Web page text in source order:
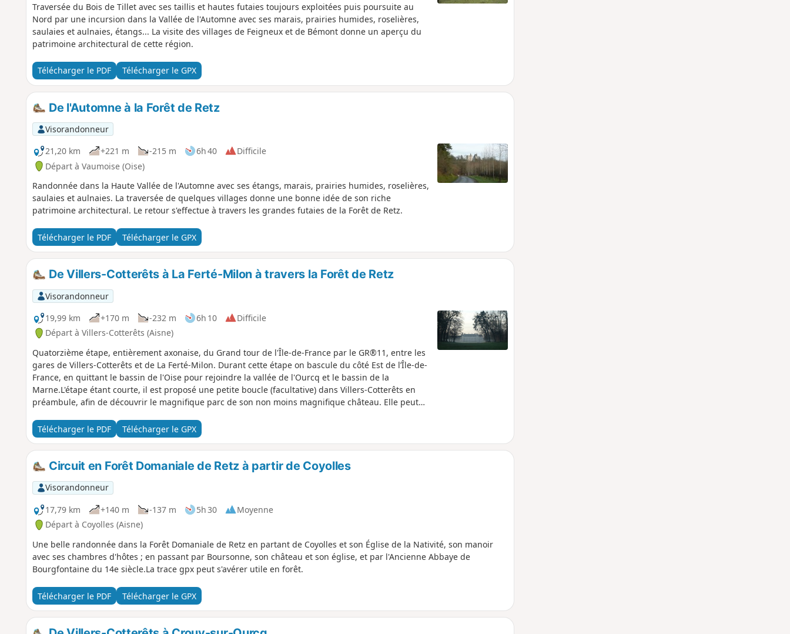
Traversée du Bois de Tillet avec ses taillis et hautes futaies toujours exploitées puis poursuite au
Nord par une incursion dans la Vallée de l'Automne avec ses marais, prairies humides, roselières,
saulaies et aulnaies, étangs... La visite des villages de Feigneux et de Bémont donne un aperçu du
patrimoine architectural de cette région.
Télécharger le PDF Télécharger le GPX
De l'Automne à la Forêt de Retz
Visorandonneur
21,20 km
+221 m -215 m 6h 40
Difficile
Départ à Vaumoise (Oise)
Randonnée dans la Haute Vallée de l'Automne avec ses étangs, marais, prairies humides, roselières,
saulaies et aulnaies. La traversée de quelques villages donne une bonne idée de son riche
patrimoine architectural. Le retour s'effectue à travers les grandes futaies de la Forêt de Retz.
Télécharger le PDF Télécharger le GPX
De Villers-Cotterêts à La Ferté-Milon à travers la Forêt de Retz
Visorandonneur
19,99 km
+170 m -232 m 6h 10
Difficile
Départ à Villers-Cotterêts (Aisne)
Quatorzième étape, entièrement axonaise, du Grand tour de l'Île-de-France par le GR®11, entre les
gares de Villers-Cotterêts et de La Ferté-Milon. Durant cette étape on bascule du côté Est de l’Île-de-
France, en quittant le bassin de l'Oise pour rejoindre la vallée de l'Ourcq et le bassin de la
Marne.L'étape étant courte, il est proposé une petite boucle (facultative) dans Villers-Cotterêts en
préambule, afin de découvrir le magnifique parc de son non moins magnifique château. Elle peut
Cotterêts.
Télécharger le PDF Télécharger le GPX
Circuit en Forêt Domaniale de Retz à partir de Coyolles
Visorandonneur
17,79 km
+140 m -137 m 5h 30
Moyenne
Départ à Coyolles (Aisne)
Une belle randonnée dans la Forêt Domaniale de Retz en partant de Coyolles et son Église de la Nativité, son manoir
avec ses chambres d'hôtes ; en passant par Boursonne, son château et son église, et par l'Ancienne Abbaye de
Bourgfontaine du 14e siècle.La trace gpx peut s'avérer utile en forêt.
Télécharger le PDF Télécharger le GPX